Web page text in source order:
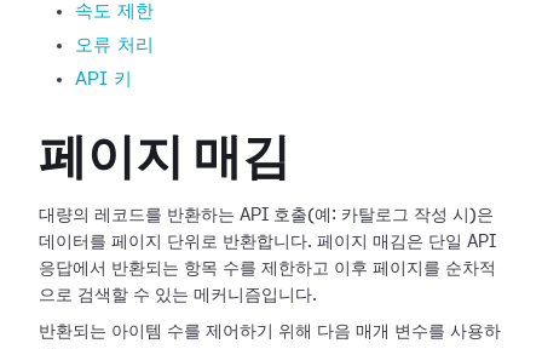
속도 제한
오류 처리
API 키
페이지 매김
대량의 레코드를 반환하는 API 호출(예: 카탈로그 작성 시)은
데이터를 페이지 단위로 반환합니다. 페이지 매김은 단일 API
응답에서 반환되는 항목 수를 제한하고 이후 페이지를 순차적
으로 검색할 수 있는 메커니즘입니다.
반환되는 아이템 수를 제어하기 위해 다음 매개 변수를 사용하